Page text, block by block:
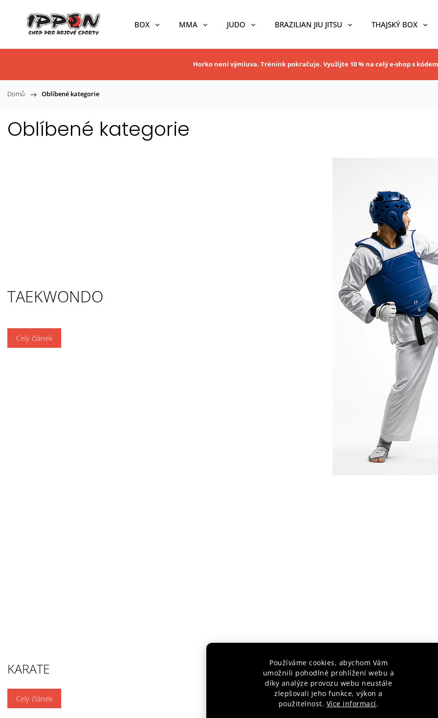
Používáme cookies, abychom Vám
umožnili pohodlné prohlížení webu a
díky analýze provozu webu neustále
zlepšovali jeho funkce, výkon a
použitelnost. Více informací.
BOX MMA JUDO BRAZILIAN JIU JITSU THAJSKÝ BOX
Horko není výmluva. Trénink pokračuje. Využijte 10 % na celý e-shop s kódem
Domů / Oblíbené kategorie
Oblíbené kategorie
TAEKWONDO
Celý článek
KARATE
Celý článek
THAJSKÝ BOX